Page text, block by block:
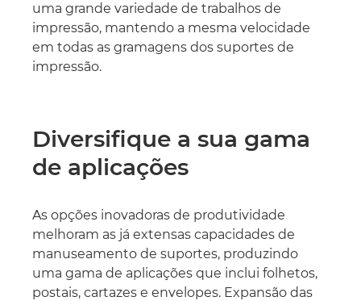
uma grande variedade de trabalhos de
impressão, mantendo a mesma velocidade
em todas as gramagens dos suportes de
impressão.
Diversifique a sua gama
de aplicações
As opções inovadoras de produtividade
melhoram as já extensas capacidades de
manuseamento de suportes, produzindo
uma gama de aplicações que inclui folhetos,
postais, cartazes e envelopes. Expansão das